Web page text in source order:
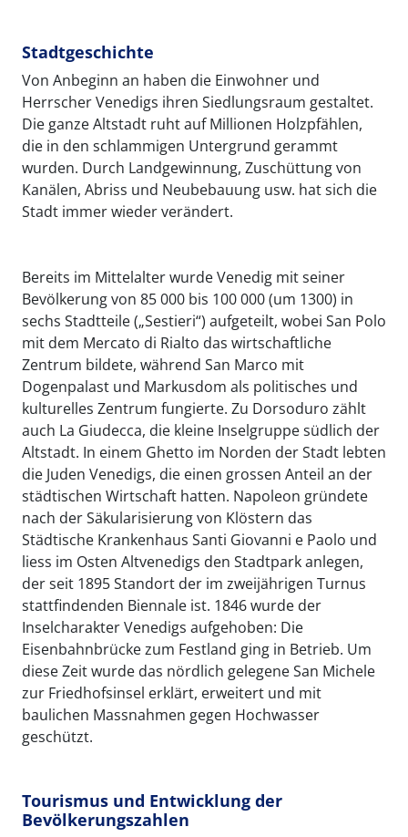
Stadtgeschichte
Von Anbeginn an haben die Einwohner und
Herrscher Venedigs ihren Siedlungsraum gestaltet.
Die ganze Altstadt ruht auf Millionen Holzpfählen,
die in den schlammigen Untergrund gerammt
wurden. Durch Landgewinnung, Zuschüttung von
Kanälen, Abriss und Neubebauung usw. hat sich die
Stadt immer wieder verändert.
Bereits im Mittelalter wurde Venedig mit seiner
Bevölkerung von 85 000 bis 100 000 (um 1300) in
sechs Stadtteile („Sestieri“) aufgeteilt, wobei San Polo
mit dem Mercato di Rialto das wirtschaftliche
Zentrum bildete, während San Marco mit
Dogenpalast und Markusdom als politisches und
kulturelles Zentrum fungierte. Zu Dorsoduro zählt
auch La Giudecca, die kleine Inselgruppe südlich der
Altstadt. In einem Ghetto im Norden der Stadt lebten
die Juden Venedigs, die einen grossen Anteil an der
städtischen Wirtschaft hatten. Napoleon gründete
nach der Säkularisierung von Klöstern das
Städtische Krankenhaus Santi Giovanni e Paolo und
liess im Osten Altvenedigs den Stadtpark anlegen,
der seit 1895 Standort der im zweijährigen Turnus
stattfindenden Biennale ist. 1846 wurde der
Inselcharakter Venedigs aufgehoben: Die
Eisenbahnbrücke zum Festland ging in Betrieb. Um
diese Zeit wurde das nördlich gelegene San Michele
zur Friedhofsinsel erklärt, erweitert und mit
baulichen Massnahmen gegen Hochwasser
geschützt.
Tourismus und Entwicklung der
Bevölkerungszahlen